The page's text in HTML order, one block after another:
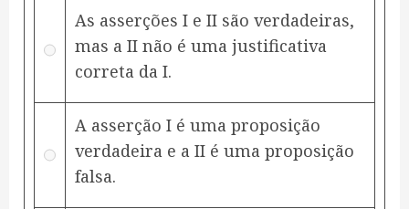
As asserções I e II são verdadeiras,
mas a II não é uma justificativa
correta da I.
A asserção I é uma proposição
verdadeira e a II é uma proposição
falsa.